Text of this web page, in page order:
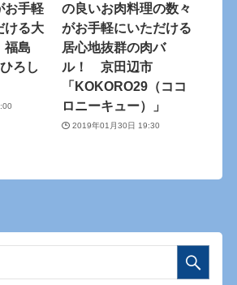
お手軽
ける大
島
ろし
の良いお肉料理の数々
がお手軽にいただける
居心地抜群の肉バ
ル！ 京田辺市
「KOKORO29（ココ
ロニーキュー）」
2019年01月30日 19:30